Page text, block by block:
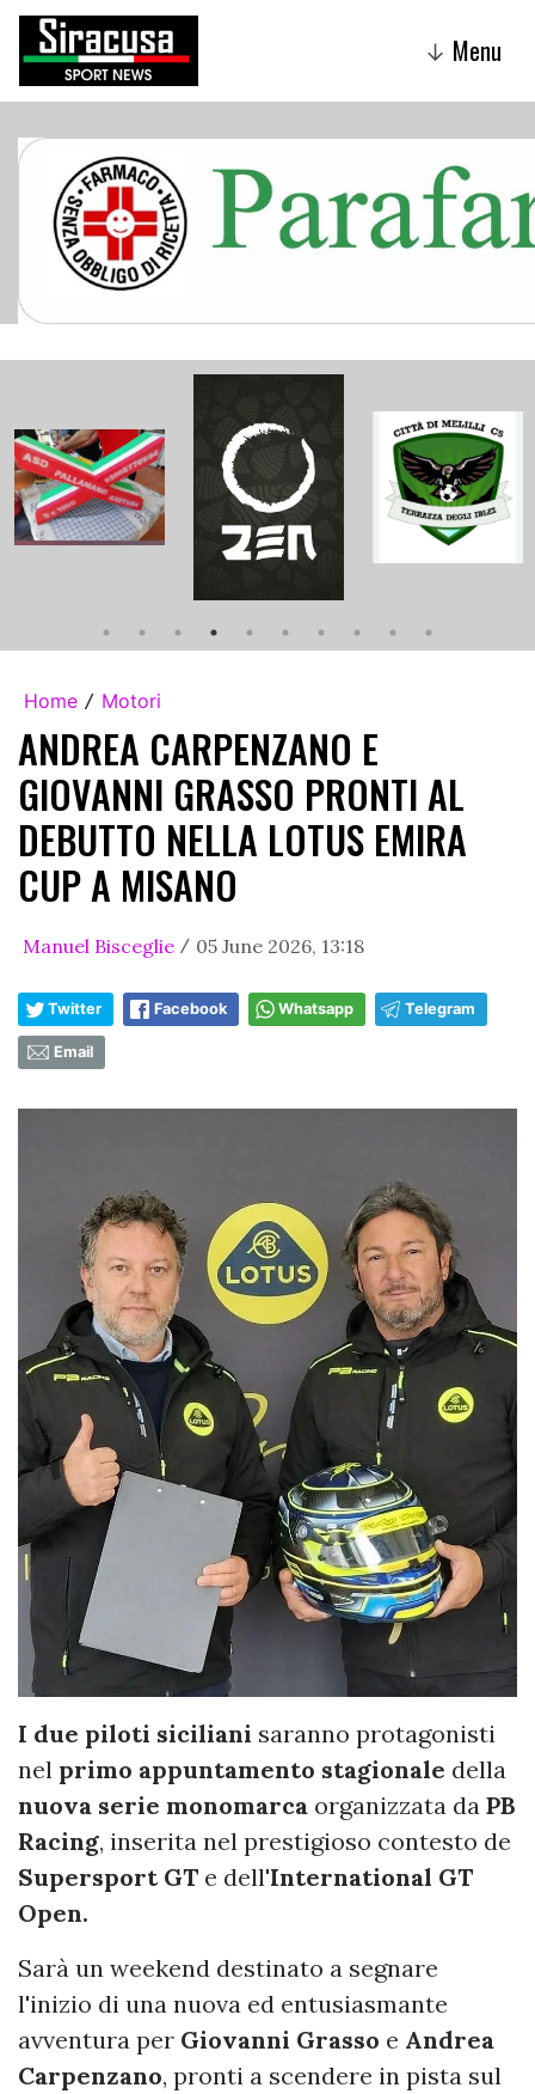
↓ Menu
Home / Motori
ANDREA CARPENZANO E
GIOVANNI GRASSO PRONTI AL
DEBUTTO NELLA LOTUS EMIRA
CUP A MISANO
Manuel Bisceglie / 05 June 2026, 13:18
Twitter Facebook Whatsapp Telegram
Email
I due piloti siciliani saranno protagonisti
nel primo appuntamento stagionale della
nuova serie monomarca organizzata da PB
Racing, inserita nel prestigioso contesto de
Supersport GT e dell'International GT
Open.
Sarà un weekend destinato a segnare
l'inizio di una nuova ed entusiasmante
avventura per Giovanni Grasso e Andrea
Carpenzano, pronti a scendere in pista sul